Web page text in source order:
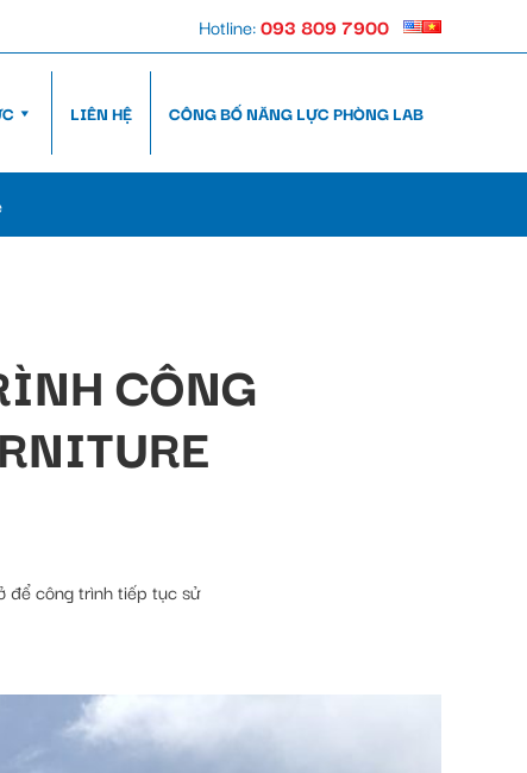
Hotline:093 809 7900
LIÊN HỆ CÔNG BỐ NĂNG LỰC PHÒNG LAB
CÔNG
để công trình tiếp tục sử